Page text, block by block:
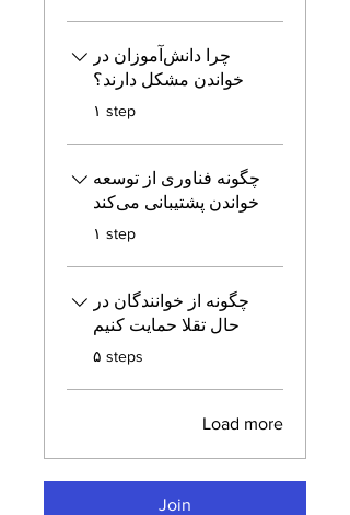
چرا دانش‌آموزان در
خواندن مشکل دارند؟
.۱ step
چگونه فناوری از توسعه
خواندن پشتیبانی می‌کند
.۱ step
چگونه از خوانندگان در
حال تقلا حمایت کنیم
.
۵ steps
Load more
Join